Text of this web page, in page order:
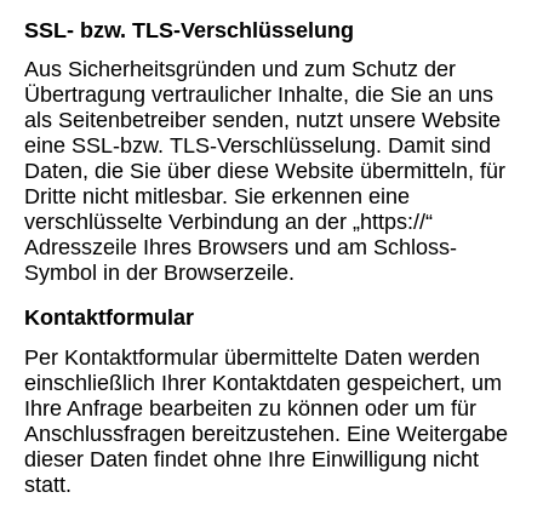
SSL- bzw. TLS-Verschlüsselung
Aus Sicherheitsgründen und zum Schutz der
Übertragung vertraulicher Inhalte, die Sie an uns
als Seitenbetreiber senden, nutzt unsere Website
eine SSL-bzw. TLS-Verschlüsselung. Damit sind
Daten, die Sie über diese Website übermitteln, für
Dritte nicht mitlesbar. Sie erkennen eine
verschlüsselte Verbindung an der „https://“
Adresszeile Ihres Browsers und am Schloss-
Symbol in der Browserzeile.
Kontaktformular
Per Kontaktformular übermittelte Daten werden
einschließlich Ihrer Kontaktdaten gespeichert, um
Ihre Anfrage bearbeiten zu können oder um für
Anschlussfragen bereitzustehen. Eine Weitergabe
dieser Daten findet ohne Ihre Einwilligung nicht
statt.